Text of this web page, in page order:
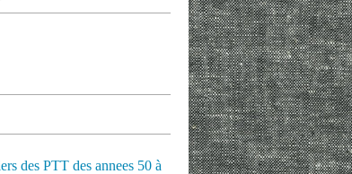
des PTT des annees 50 à